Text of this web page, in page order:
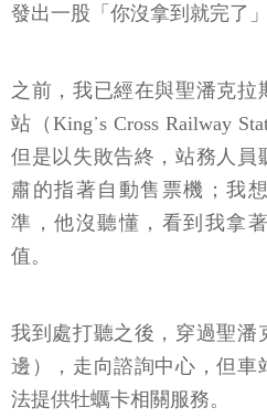
發出一股「你沒拿到就完了」
之前，我已經在與聖潘克
站（King᾽s Cross Railway
但是以失敗告終，站務人員
肅的指著自動售票機；我
準，他沒聽懂，看到我拿
值。
我到處打聽之後，穿過聖潘
邊），走向諮詢中心，但車
法提供牡蠣卡相關服務。